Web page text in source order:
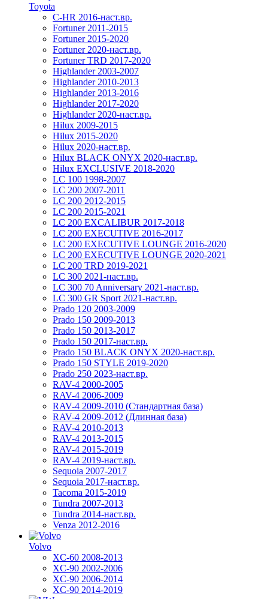
Toyota
C-HR 2016-наст.вр.
Fortuner 2011-2015
Fortuner 2015-2020
Fortuner 2020-наст.вр.
Fortuner TRD 2017-2020
Highlander 2003-2007
Highlander 2010-2013
Highlander 2013-2016
Highlander 2017-2020
Highlander 2020-наст.вр.
Hilux 2009-2015
Hilux 2015-2020
Hilux 2020-наст.вр.
Hilux BLACK ONYX 2020-наст.вр.
Hilux EXCLUSIVE 2018-2020
LC 100 1998-2007
LC 200 2007-2011
LC 200 2012-2015
LC 200 2015-2021
LC 200 EXCALIBUR 2017-2018
LC 200 EXECUTIVE 2016-2017
LC 200 EXECUTIVE LOUNGE 2016-2020
LC 200 EXECUTIVE LOUNGE 2020-2021
LC 200 TRD 2019-2021
LC 300 2021-наст.вр.
LC 300 70 Anniversary 2021-наст.вр.
LC 300 GR Sport 2021-наст.вр.
Prado 120 2003-2009
Prado 150 2009-2013
Prado 150 2013-2017
Prado 150 2017-наст.вр.
Prado 150 BLACK ONYX 2020-наст.вр.
Prado 150 STYLE 2019-2020
Prado 250 2023-наст.вр.
RAV-4 2000-2005
RAV-4 2006-2009
RAV-4 2009-2010 (Стандартная база)
RAV-4 2009-2012 (Длинная база)
RAV-4 2010-2013
RAV-4 2013-2015
RAV-4 2015-2019
RAV-4 2019-наст.вр.
Sequoia 2007-2017
Sequoia 2017-наст.вр.
Tacoma 2015-2019
Tundra 2007-2013
Tundra 2014-наст.вр.
Venza 2012-2016
Volvo
XC-60 2008-2013
XC-90 2002-2006
XC-90 2006-2014
XC-90 2014-2019